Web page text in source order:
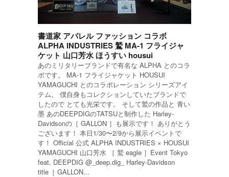
書道家 アパレル ファッション コラボ
ALPHA INDUSTRIES 鷲 MA-1 フライジャ
ケット 山口芳水 ほうすい housui
あのミリタリーブランドで有名な ALPHA とのコラ
ボです。 MA-1 フライジャケット HOUSUI
YAMAGUCHI とのコラボレーション シリーズアイ
テム。 僕自身もコレクションしていたブランドで
したので とても光栄です。 そして鷲の作品と 青い
墨 あのDEEPDIGのTATSUと制作した Harley-
Davidsonの［ GALLON ］も展示です！ ありがとう
ございます！ 本日1/30〜2/9から展示イベントで
す！ Official 公式 ALPHA INDUSTRIES × HOUSUI
YAMAGUCHI 山口芳水 ［ 鷲 eagle ］Event Tokyo
feat. DEEPDIG @_deep.dig_ Harley-Davidson
title［ GALLON...